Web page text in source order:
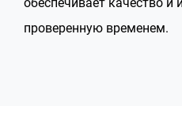
проверенную временем.